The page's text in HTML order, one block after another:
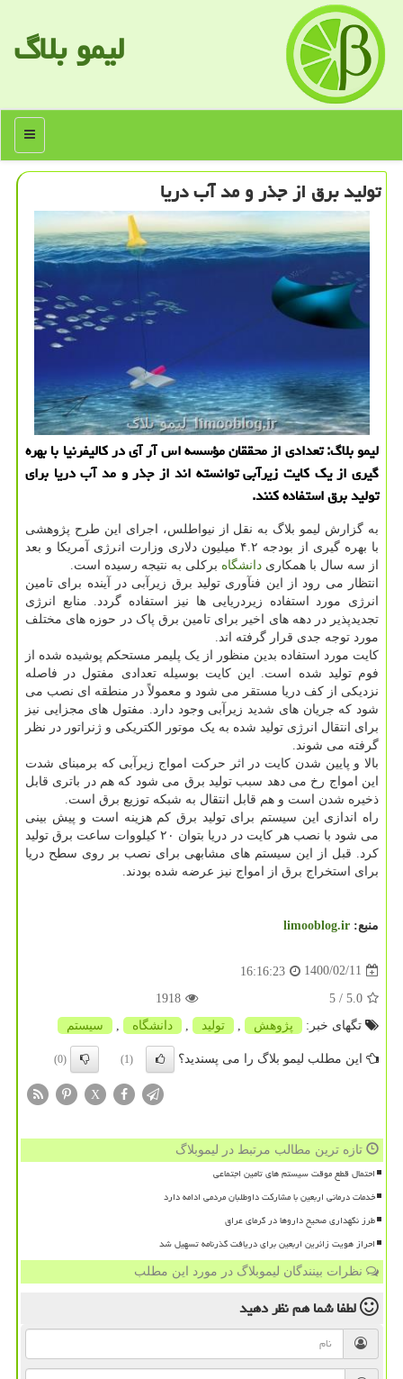
لیمو بلاگ
منو
تولید برق از جذر و مد آب دریا
لیمو بلاگ: تعدادی از محققان مؤسسه اس آر آی در کالیفرنیا با بهره
گیری از یک کایت زیرآبی توانسته اند از جذر و مد آب دریا برای
تولید برق استفاده کنند.
به گزارش لیمو بلاگ به نقل از نیواطلس، اجرای این طرح پژوهشی
با بهره گیری از بودجه ۴.۲ میلیون دلاری وزارت انرژی آمریکا و بعد
از سه سال با همکاری دانشگاه برکلی به نتیجه رسیده است.
انتظار می رود از این فنآوری تولید برق زیرآبی در آینده برای تامین
انرژی مورد استفاده زیردریایی ها نیز استفاده گردد. منابع انرژی
تجدیدپذیر در دهه های اخیر برای تامین برق پاک در حوزه های مختلف
مورد توجه جدی قرار گرفته اند.
کایت مورد استفاده بدین منظور از یک پلیمر مستحکم پوشیده شده از
فوم تولید شده است. این کایت بوسیله تعدادی مفتول در فاصله
نزدیکی از کف دریا مستقر می شود و معمولاً در منطقه ای نصب می
شود که جریان های شدید زیرآبی وجود دارد. مفتول های مجزایی نیز
برای انتقال انرژی تولید شده به یک موتور الکتریکی و ژنراتور در نظر
گرفته می شوند.
بالا و پایین شدن کایت در اثر حرکت امواج زیرآبی که برمبنای شدت
این امواج رخ می دهد سبب تولید برق می شود که هم در باتری قابل
ذخیره شدن است و هم قابل انتقال به شبکه توزیع برق است.
راه اندازی این سیستم برای تولید برق کم هزینه است و پیش بینی
می شود با نصب هر کایت در دریا بتوان ۲۰ کیلووات ساعت برق تولید
کرد. قبل از این سیستم های مشابهی برای نصب بر روی سطح دریا
برای استخراج برق از امواج نیز عرضه شده بودند.
منبع: limooblog.ir
1400/02/11
16:16:23
5.0
/ 5
1918
تگهای خبر:
پژوهش تولید دانشگاه سیستم
این مطلب لیمو بلاگ را می پسندید؟ (1)
(0)
X
تازه ترین مطالب مرتبط در لیموبلاگ
احتمال قطع موقت سیستم های تامین اجتماعی
خدمات درمانی اربعین با مشارکت داوطلبان مردمی ادامه دارد
طرز نگهداری صحیح داروها در گرمای عراق
احراز هویت زائرین اربعین برای دریافت گذرنامه تسهیل شد
نظرات بینندگان لیموبلاگ در مورد این مطلب
لطفا شما همنظر دهید